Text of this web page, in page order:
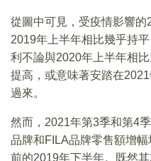
從圖中可見，受疫情影響
2019年上半年相比幾乎持
利不論與2020年上半年相
提高，或意味著安踏在
過來。
然而，2021年第3季和第4
品牌和FILA品牌零售額增
前的2019年下半年。既然